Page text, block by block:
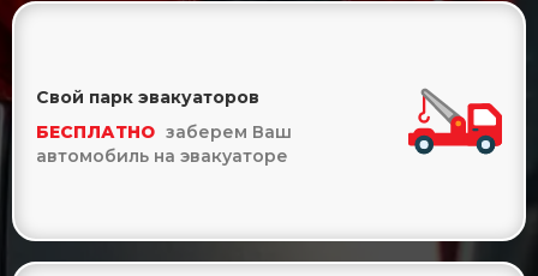
Свой парк эвакуаторов
БЕСПЛАТНО заберем Ваш
автомобиль на эвакуаторе